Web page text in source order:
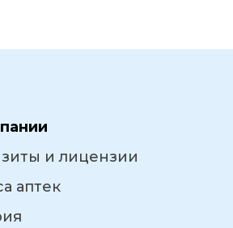
и лицензии
аптек